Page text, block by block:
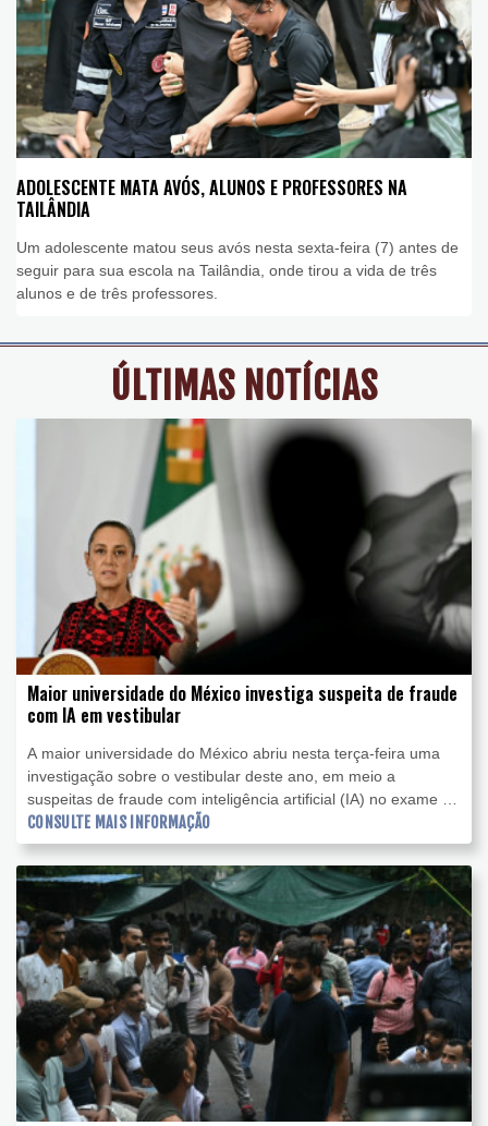
ADOLESCENTE MATA AVÓS, ALUNOS E PROFESSORES NA
TAILÂNDIA
Um adolescente matou seus avós nesta sexta-feira (7) antes de
seguir para sua escola na Tailândia, onde tirou a vida de três
alunos e de três professores.
ÚLTIMAS NOTÍCIAS
Maior universidade do México investiga suspeita de fraude
com IA em vestibular
A maior universidade do México abriu nesta terça-feira uma
investigação sobre o vestibular deste ano, em meio a
suspeitas de fraude com inteligência artificial (IA) no exame de
admissão, que foi realizado on-line.
CONSULTE MAIS INFORMAÇÃO